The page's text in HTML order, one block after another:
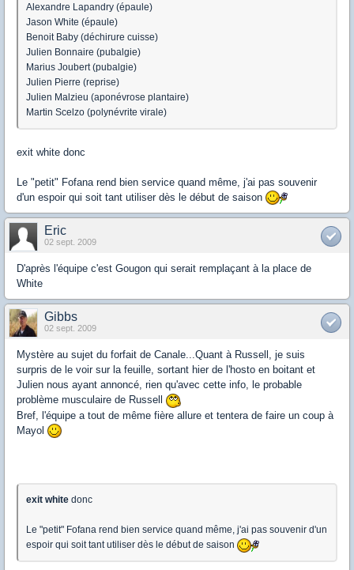
Alexandre Lapandry (épaule)
Jason White (épaule)
Benoit Baby (déchirure cuisse)
Julien Bonnaire (pubalgie)
Marius Joubert (pubalgie)
Julien Pierre (reprise)
Julien Malzieu (aponévrose plantaire)
Martin Scelzo (polynévrite virale)
exit white donc
Le "petit" Fofana rend bien service quand même, j'ai pas souvenir
d'un espoir qui soit tant utiliser dès le début de saison
Eric
02 sept. 2009
D'après l'équipe c'est Gougon qui serait remplaçant à la place de
White
Gibbs
02 sept. 2009
Mystère au sujet du forfait de Canale...Quant à Russell, je suis
surpris de le voir sur la feuille, sortant hier de l'hosto en boitant et
Julien nous ayant annoncé, rien qu'avec cette info, le probable
problème musculaire de Russell
Bref, l'équipe a tout de même fière allure et tentera de faire un coup à
Mayol
exit white donc
Le "petit" Fofana rend bien service quand même, j'ai pas souvenir d'un
espoir qui soit tant utiliser dès le début de saison